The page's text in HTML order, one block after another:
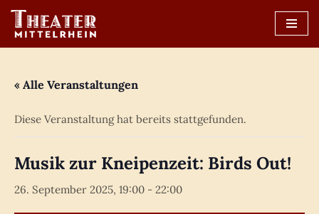
Zum
« Alle Veranstaltungen
Diese Veranstaltung hat bereits stattgefunden.
Musik zur Kneipenzeit: Birds Out!
26. September 2025, 19:00 - 22:00